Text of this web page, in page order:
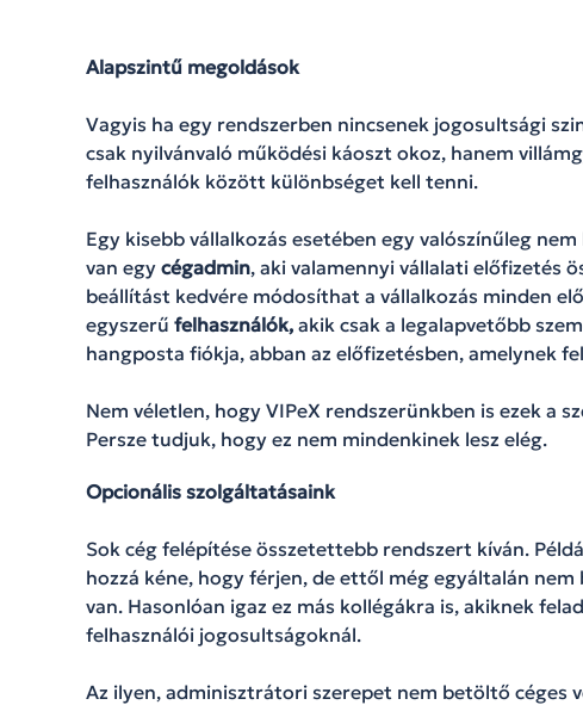
Alapszintű megoldások
Vagyis ha egy rendszerben nincsenek jogosultsági
csak nyilvánvaló működési káoszt okoz, hanem
felhasználók között különbséget kell tenni.
Egy kisebb vállalkozás esetében egy valószínűleg
van egy cégadmin, aki valamennyi vállalati előfizetés
beállítást kedvére módosíthat a vállalkozás minden
egyszerű felhasználók, akik csak a legalapvetőbb
hangposta fiókja, abban az előfizetésben, amelynek
Nem véletlen, hogy VIPeX rendszerünkben is ezek a
Persze tudjuk, hogy ez nem mindenkinek lesz elég.
Opcionális szolgáltatásaink
Sok cég felépítése összetettebb rendszert kíván.
hozzá kéne, hogy férjen, de ettől még egyáltalán
van. Hasonlóan igaz ez más kollégákra is, akiknek
felhasználói jogosultságoknál.
Az ilyen, adminisztrátori szerepet nem betöltő céges